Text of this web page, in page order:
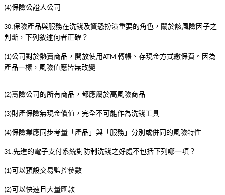
(4)保險公證人公司
30.保險產品與服務在洗錢及資恐扮演重要的角色，關於該風險因子之
判斷，下列敘述何者正確？
(1)公司對於熱賣商品，開放使用ATM 轉帳、存現金方式繳保費。因為
產品一樣，風險值應皆無改變
(2)壽險公司的所有商品，都應屬於高風險商品
(3)財產保險無現金價值，完全不可能作為洗錢工具
(4)保險業應同步考量「產品」與「服務」分別或併同的風險特性
31.先進的電子支付系統對防制洗錢之好處不包括下列哪一項？
(1)可以預設交易監控參數
(2)可以快速且大量匯款